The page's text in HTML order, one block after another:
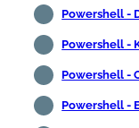
Powershell -
Powershell -
Powershell -
Powershell -